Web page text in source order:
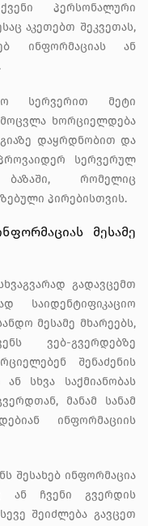
პერსონალური
აკეთებთ შეკვეთას,
ინფორმაციას ან
სერვერით მეტი
ხორციელდება
დაყრდნობით და
სერვერულ
რომელიც
პირებისთვის.
მესამე
გადავცემთ
საიდენტიფიკაციო
მესამე მხარეებს,
ვებ-გვერდებზე
შენაძენის
სხვა საქმიანობას
მანამ სანამ
ინფორმაციის
შესახებ ინფორმაცია
ან ჩვენი გვერდის
შეიძლება გავცეთ